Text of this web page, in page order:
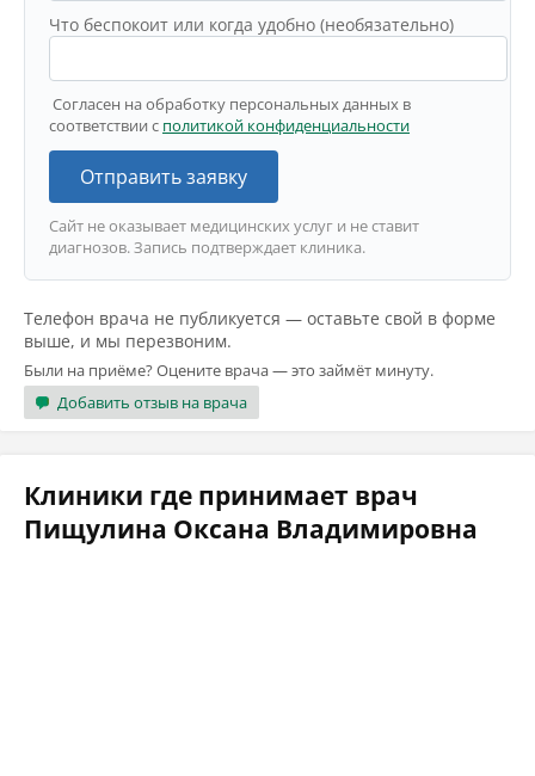
Что беспокоит или когда удобно (необязательно)
Согласен на обработку персональных данных в
соответствии с политикой конфиденциальности
Отправить заявку
Сайт не оказывает медицинских услуг и не ставит
диагнозов. Запись подтверждает клиника.
Телефон врача не публикуется — оставьте свой в форме
выше, и мы перезвоним.
Были на приёме? Оцените врача — это займёт минуту.
Добавить отзыв на врача
Клиники где принимает врач
Пищулина Оксана Владимировна